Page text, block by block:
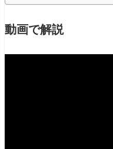
動画で解説